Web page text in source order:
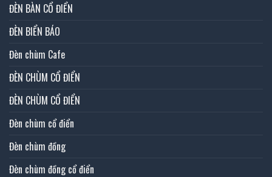
ĐÈN BÀN CỔ ĐIỂN
ĐÈN BIỂN BÁO
Đèn chùm Cafe
ĐÈN CHÙM CỔ ĐIỂN
ĐÈN CHÙM CỔ ĐIỂN
Đèn chùm cổ điển
Đèn chùm đồng
Đèn chùm đồng cổ điển